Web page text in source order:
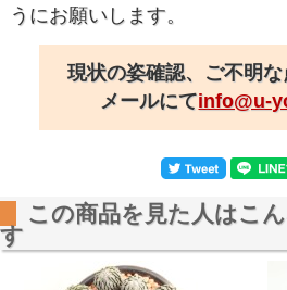
うにお願いします。
現状の姿確認、ご不明
メールにてinfo@u-
この商品を見た人はこ
す